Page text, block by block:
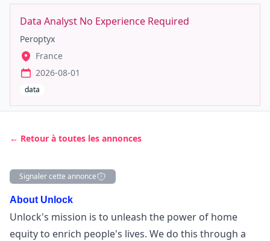
Data Analyst No Experience Required
Peroptyx
France
2026-08-01
data
← Retour à toutes les annonces
Signaler cette annonce
Description
About Unlock
Unlock's mission is to unleash the power of home
equity to enrich people's lives. We do this through a